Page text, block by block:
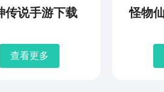
传说手游下载
查看更多
怪物